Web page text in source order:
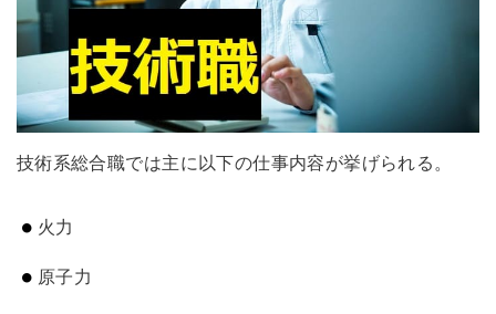
技術系総合職では主に以下の仕事内容が挙げられる。
火力
原子力